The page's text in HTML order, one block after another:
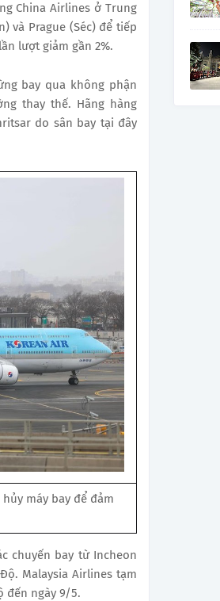
China Airlines ở Trung
và Prague (Séc) để tiếp
lượt giảm gần 2%.
bay qua không phận
thay thế. Hãng hàng
do sân bay tại đây
máy bay để đảm
chuyến bay từ Incheon
Malaysia Airlines tạm
đến ngày 9/5.